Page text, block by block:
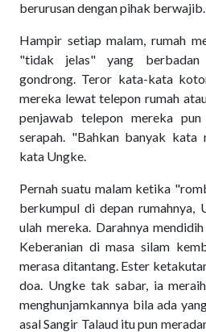
berurusan dengan pihak berwajib.
Hampir setiap malam, rumah
"tidak jelas" yang
gondrong. Teror kata-kata
mereka lewat telepon rumah
penjawab telepon mereka pun
serapah. "Bahkan banyak kata
kata Ungke.
Pernah suatu malam ketika
berkumpul di depan rumahnya,
ulah mereka. Darahnya
Keberanian di masa silam
merasa ditantang. Ester
doa. Ungke tak sabar, ia
menghunjamkannya bila ada
asal Sangir Talaud itu pun